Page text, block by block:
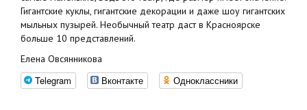
Гигантские куклы, гигантские декорации и даже шоу гигантских
мыльных пузырей. Необычный театр даст в Красноярске
больше 10 представлений.
Елена Овсянникова
Telegram Вконтакте Одноклассники